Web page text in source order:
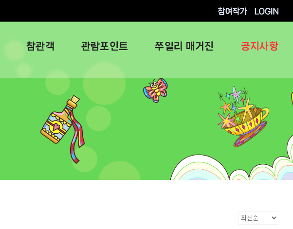
참여작가
참관객 관람포인트 쭈일리 매거진 공지사항